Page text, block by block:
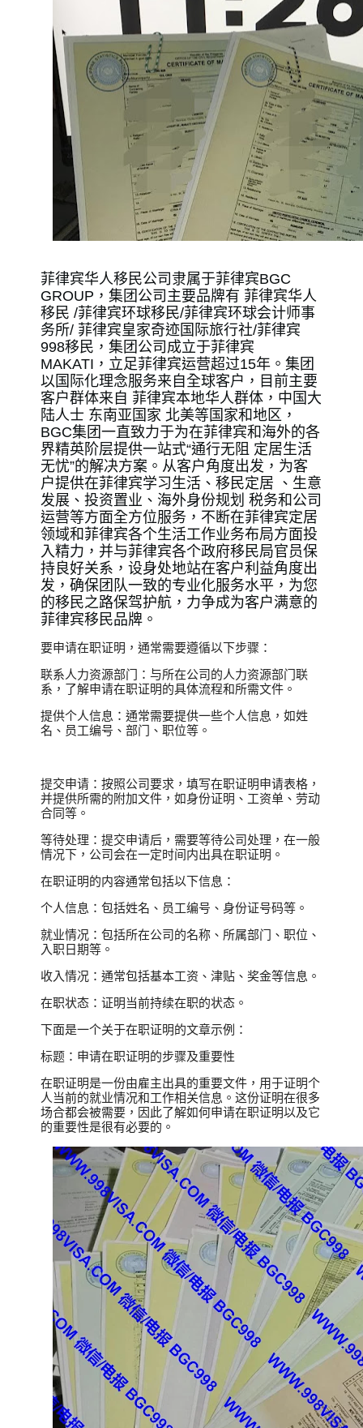
菲律宾华人移民公司隶属于菲律宾BGC
GROUP，集团公司主要品牌有 菲律宾华人
移民 /菲律宾环球移民/菲律宾环球会计师事
务所/ 菲律宾皇家奇迹国际旅行社/菲律宾
998移民，集团公司成立于菲律宾
MAKATI，立足菲律宾运营超过15年。集团
以国际化理念服务来自全球客户，目前主要
客户群体来自 菲律宾本地华人群体，中国大
陆人士 东南亚国家 北美等国家和地区，
BGC集团一直致力于为在菲律宾和海外的各
界精英阶层提供一站式“通行无阻 定居生活
无忧”的解决方案。从客户角度出发，为客
户提供在菲律宾学习生活、移民定居 、生意
发展、投资置业、海外身份规划 税务和公司
运营等方面全方位服务，不断在菲律宾定居
领域和菲律宾各个生活工作业务布局方面投
入精力，并与菲律宾各个政府移民局官员保
持良好关系，设身处地站在客户利益角度出
发，确保团队一致的专业化服务水平，为您
的移民之路保驾护航，力争成为客户满意的
菲律宾移民品牌。
要申请在职证明，通常需要遵循以下步骤：
联系人力资源部门：与所在公司的人力资源部门联
系，了解申请在职证明的具体流程和所需文件。
提供个人信息：通常需要提供一些个人信息，如姓
名、员工编号、部门、职位等。
提交申请：按照公司要求，填写在职证明申请表格，
并提供所需的附加文件，如身份证明、工资单、劳动
合同等。
等待处理：提交申请后，需要等待公司处理，在一般
情况下，公司会在一定时间内出具在职证明。
在职证明的内容通常包括以下信息：
个人信息：包括姓名、员工编号、身份证号码等。
就业情况：包括所在公司的名称、所属部门、职位、
入职日期等。
收入情况：通常包括基本工资、津贴、奖金等信息。
在职状态：证明当前持续在职的状态。
下面是一个关于在职证明的文章示例：
标题：申请在职证明的步骤及重要性
在职证明是一份由雇主出具的重要文件，用于证明个
人当前的就业情况和工作相关信息。这份证明在很多
场合都会被需要，因此了解如何申请在职证明以及它
的重要性是很有必要的。